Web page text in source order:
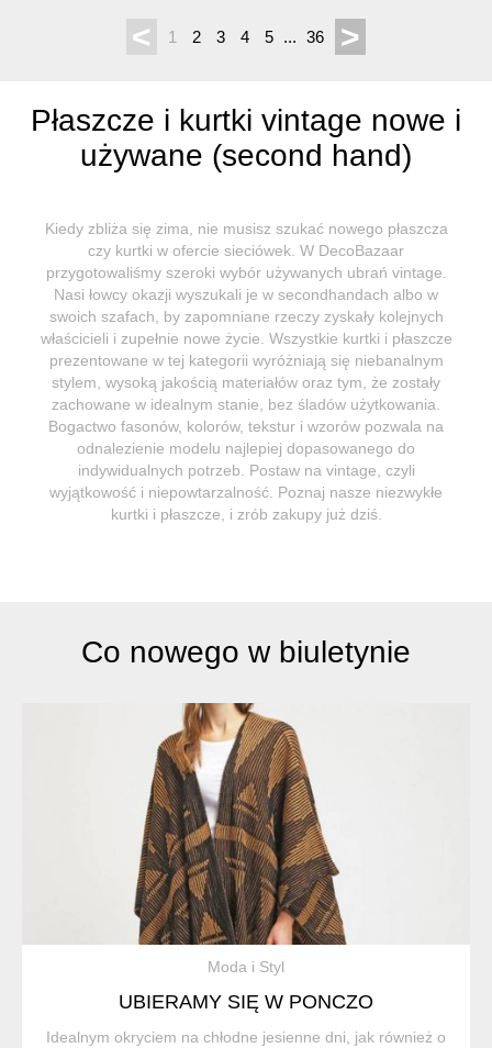
< 1 2 3 4 5 ... 36 >
Płaszcze i kurtki vintage nowe i
używane (second hand)
Kiedy zbliża się zima, nie musisz szukać nowego płaszcza
czy kurtki w ofercie sieciówek. W DecoBazaar
przygotowaliśmy szeroki wybór używanych ubrań vintage.
Nasi łowcy okazji wyszukali je w secondhandach albo w
swoich szafach, by zapomniane rzeczy zyskały kolejnych
właścicieli i zupełnie nowe życie. Wszystkie kurtki i płaszcze
prezentowane w tej kategorii wyróżniają się niebanalnym
stylem, wysoką jakością materiałów oraz tym, że zostały
zachowane w idealnym stanie, bez śladów użytkowania.
Bogactwo fasonów, kolorów, tekstur i wzorów pozwala na
odnalezienie modelu najlepiej dopasowanego do
indywidualnych potrzeb. Postaw na vintage, czyli
wyjątkowość i niepowtarzalność. Poznaj nasze niezwykłe
kurtki i płaszcze, i zrób zakupy już dziś.
Co nowego w biuletynie
Moda i Styl
UBIERAMY SIĘ W PONCZO
Idealnym okryciem na chłodne jesienne dni, jak również o